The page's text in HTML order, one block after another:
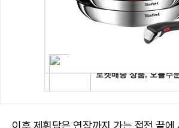
이후 제휘담은 연장까지 가는 접전 끝에